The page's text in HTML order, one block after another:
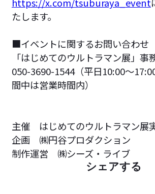
たします。
■イベントに関するお問い合わせ
「はじめてのウルトラマン展」事
050-3690-1544（平日10:00～
間中は営業時間内）
主催 はじめてのウルトラマン展
企画 ㈱円谷プロダクション
制作運営 ㈱シーズ・ライブ
シェアする